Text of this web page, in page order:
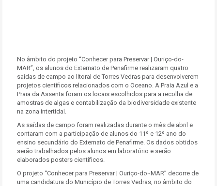
No âmbito do projeto “Conhecer para Preservar | Ouriço-do-
MAR”, os alunos do Externato de Penafirme realizaram quatro
saídas de campo ao litoral de Torres Vedras para desenvolverem
projetos científicos relacionados com o Oceano. A Praia Azul e a
Praia da Assenta foram os locais escolhidos para a recolha de
amostras de algas e contabilização da biodiversidade existente
na zona intertidal.
As saídas de campo foram realizadas durante o mês de abril e
contaram com a participação de alunos do 11º e 12º ano do
ensino secundário do Externato de Penafirme. Os dados obtidos
serão trabalhados pelos alunos em laboratório e serão
elaborados posters científicos.
O projeto “Conhecer para Preservar | Ouriço-do¬MAR” decorre de
uma candidatura do Município de Torres Vedras, no âmbito do